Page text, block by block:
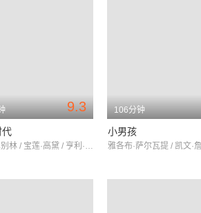
9.3
代
查理·卓别林 / 宝莲·高黛 / 亨利·伯格曼
106分钟
小男孩